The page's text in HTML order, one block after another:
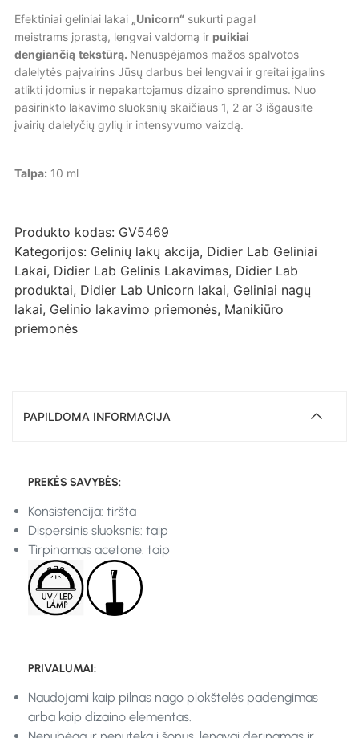
Efektiniai geliniai lakai „Unicorn“sukurti pagal
meistrams įprastą, lengvai valdomą ir puikiai
dengiančią tekstūrą. Nenuspėjamos mažos spalvotos
dalelytės paįvairins Jūsų darbus bei lengvai ir greitai įgalins
atlikti įdomius ir nepakartojamus dizaino sprendimus. Nuo
pasirinkto lakavimo sluoksnių skaičiaus 1, 2 ar 3 išgausite
įvairių dalelyčių gylių ir intensyvumo vaizdą.
Talpa: 10 ml
Produkto kodas: GV5469
Kategorijos: Gelinių lakų akcija, Didier Lab Geliniai
Lakai, Didier Lab Gelinis Lakavimas, Didier Lab
produktai, Didier Lab Unicorn lakai, Geliniai nagų
lakai, Gelinio lakavimo priemonės, Manikiūro
priemonės
PAPILDOMA INFORMACIJA
PREKĖS SAVYBĖS:
Konsistencija: tiršta
Dispersinis sluoksnis: taip
Tirpinamas acetone: taip
PRIVALUMAI:
Naudojami kaip pilnas nago plokštelės padengimas
arba kaip dizaino elementas.